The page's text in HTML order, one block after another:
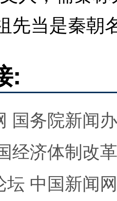
先当是秦朝
:
国务院新闻
经济体制改
坛 中国新闻网